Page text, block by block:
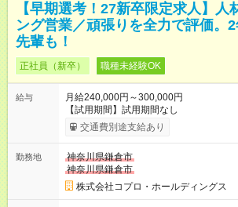
【早期選考！27新卒限定求人】人
ング営業／頑張りを全力で評価。
先輩も！
正社員（新卒） 職種未経験OK
給与
月給240,000円～300,000円
【試用期間】試用期間なし
交通費別途支給あり
勤務地
神奈川県鎌倉市
神奈川県鎌倉市
株式会社コプロ・ホールディングス